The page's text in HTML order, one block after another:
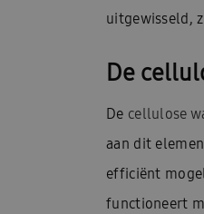
uitgewisseld,
De
De cellulose
aan dit
efficiënt
functioneert